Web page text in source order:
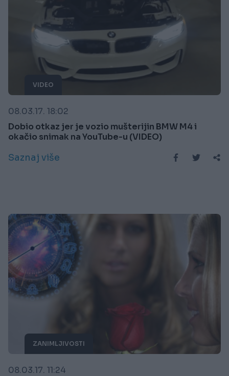
VIDEO
08.03.17. 18:02
Dobio otkaz jer je vozio mušterijin BMW M4 i
okačio snimak na YouTube-u (VIDEO)
Saznaj više
ZANIMLJIVOSTI
08.03.17. 11:24